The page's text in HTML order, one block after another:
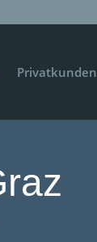
Privatkunden